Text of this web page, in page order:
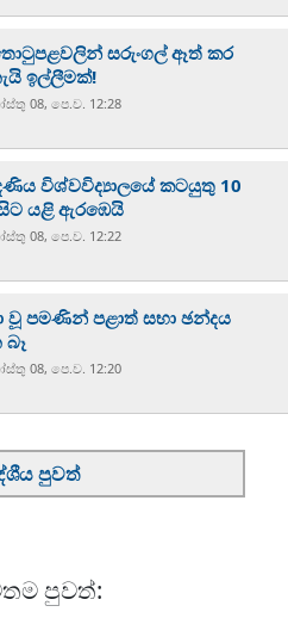
සරුංගල් ඈත් කර
ඉල්ලීමක්!
08, පෙ.ව. 12:28
විශ්වවිද්‍යාලයේ කටයුතු 10
සිට යළි ඇරඹෙයි
08, පෙ.ව. 12:22
වූ පමණින් පළාත් සභා ඡන්දය
08, පෙ.ව. 12:20
පුවත්
පුවත්: